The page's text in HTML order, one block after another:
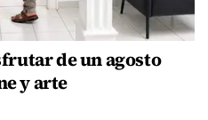
de un agosto
y arte